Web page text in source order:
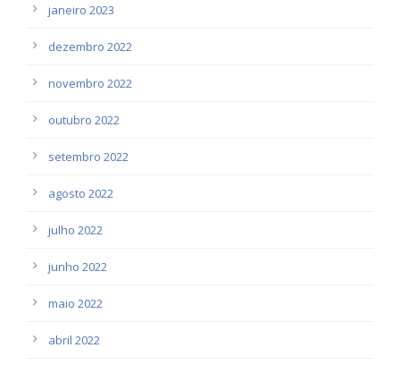
janeiro 2023
dezembro 2022
novembro 2022
outubro 2022
setembro 2022
agosto 2022
julho 2022
junho 2022
maio 2022
abril 2022